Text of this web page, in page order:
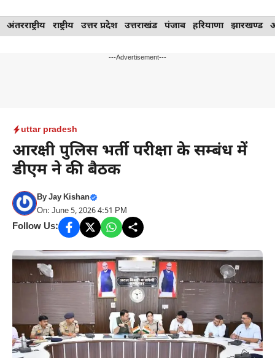
Skip
to
अंतरराष्ट्रीय राष्ट्रीय उत्तर प्रदेश उत्तराखंड पंजाब हरियाणा झारखण्ड
---Advertisement---
uttar pradesh
आरक्षी पुलिस भर्ती परीक्षा के सम्बंध में
डीएम ने की बैठक
ByJay Kishan
On: June 5, 2026 4:51 PM
Follow Us: